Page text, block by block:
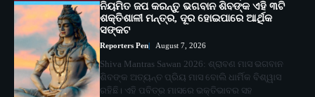
ନିୟମିତ ଜପ କରନ୍ତୁ ଭଗବାନ ଶିବଙ୍କ ଏହି ୩ଟି
ଶକ୍ତିଶାଳୀ ମନ୍ତ୍ର, ଦୂର ହୋଇପାରେ ଆର୍ଥିକ
ସଙ୍କଟ
Reporters Pen August 7, 2026
Shiva Mantras Sawan 2026: ଶ୍ରାବଣ ମାସ ଭଗବାନ
ଶିବଙ୍କ ଅତ୍ୟନ୍ତ ପ୍ରିୟ ମାସ ବୋଲି ଧାର୍ମିକ ବିଶ୍ୱାସ
ରହିଛି। ଏହି ପବିତ୍ର ମାସରେ ଭକ୍ତିଭାବର ସହ